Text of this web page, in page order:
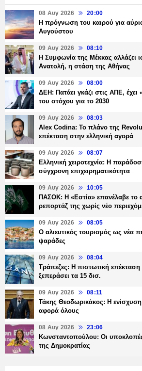
08 Αυγ 2026 20:00
Η πρόγνωση του καιρού για
Αυγούστου
09 Αυγ 2026 08:10
Η Συμφωνία της Μέκκας αλλάζει
Ανατολή, η στάση της Αθήνας
09 Αυγ 2026 08:00
ΔΕΗ: Πατάει γκάζι στις ΑΠΕ, έχει
του στόχου για το 2030
09 Αυγ 2026 08:03
Alex Codina: Το πλάνο της
επέκταση στην ελληνική αγορά
09 Αυγ 2026 08:07
Ελληνική χειροτεχνία: Η
σύγχρονη επιχειρηματικότητα
09 Αυγ 2026 10:05
ΠΑΣΟΚ: Η «Εστία» επανέλαβε το
ρεπορτάζ της χωρίς νέο
09 Αυγ 2026 08:05
Ο αλιευτικός τουρισμός ως νέα
ψαράδες
09 Αυγ 2026 08:04
Τράπεζες: H πιστωτική επέκταση
ξεπεράσει τα 15 δισ.
09 Αυγ 2026 08:11
Τάκης Θεοδωρικάκος: Η ενίσχυση
αφορά όλους
08 Αυγ 2026 23:06
Κωνσταντοπούλου: Οι υποκλοπές
της Δημοκρατίας